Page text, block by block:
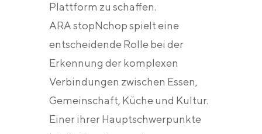
Plattform zu schaffen.
ARA stopNchop spielt eine
entscheidende Rolle bei der
Erkennung der komplexen
Verbindungen zwischen Essen,
Gemeinschaft, Küche und Kultur.
Einer ihrer Hauptschwerpunkte